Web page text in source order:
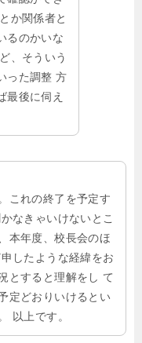
か関係者と
るのかいな
、そういう
った調整 方
最後に伺え
これの終了を予定す
なきゃいけないとこ
本年度、校長会のほ
したような経緯をお
とすると理解をし て
定どおりいけるとい
以上です。